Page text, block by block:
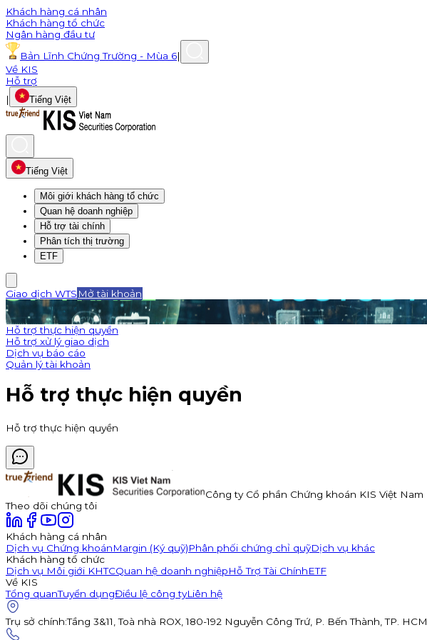
Khách hàng cá nhân
Khách hàng tổ chức
Ngân hàng đầu tư
Bản Lĩnh Chứng Trường - Mùa 6|
Về KIS
Hỗ trợ
|
Tiếng Việt
Tiếng Việt
Môi giới khách hàng tổ chức
Quan hệ doanh nghiệp
Hỗ trợ tài chính
Phân tích thị trường
ETF
Giao dịch WTS Mở tài khoản
Hỗ trợ thực hiện quyền
Hỗ trợ xử lý giao dịch
Dịch vụ báo cáo
Quản lý tài khoản
Hỗ trợ thực hiện quyền
Hỗ trợ thực hiện quyền
Công ty Cổ phần Chứng khoán KIS Việt Nam
Theo dõi chúng tôi
Khách hàng cá nhân
Dịch vụ Chứng khoánMargin (Ký quỹ)Phân phối chứng chỉ quỹDịch vụ khác
Khách hàng tổ chức
Dịch vụ Môi giới KHTCQuan hệ doanh nghiệpHỗ Trợ Tài ChínhETF
Về KIS
Tổng quanTuyển dụngĐiều lệ công tyLiên hệ
Trụ sở chính:Tầng 3&11, Toà nhà ROX, 180-192 Nguyễn Công Trứ, P. Bến Thành, TP. HCM